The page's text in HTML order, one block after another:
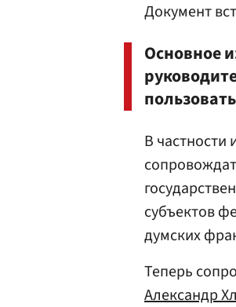
Документ
Основное
В частности
субъектов
думских
Теперь
Александр